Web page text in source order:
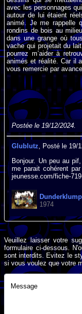
avec les personnages
autour de lui étaient
animé. Je me rappelle
rondins de bois au
dans une grange où
vache qui projetait du
pourrez m’aider à
animés et réalité. Car il
vous remercie par
Postée le 19/12/2024.
Glublutz, Posté le 19/
Bonjour. Un peu au
me parait cohérent
jeunesse.com/fiche-
1974
Veuillez laisser votre
formulaire ci-dessous.
sont interdits. Evitez le
si vous voulez que votre
Message